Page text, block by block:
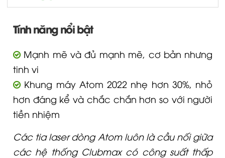
Tính năng nổi bật
Mạnh mẽ và đủ mạnh mẽ, cơ bản nhưng
tinh vi
Khung máy Atom 2022 nhẹ hơn 30%, nhỏ
hơn đáng kể và chắc chắn hơn so với người
tiền nhiệm
Các tia laser dòng Atom luôn là cầu nối giữa
các hệ thống Clubmax có công suất thấp